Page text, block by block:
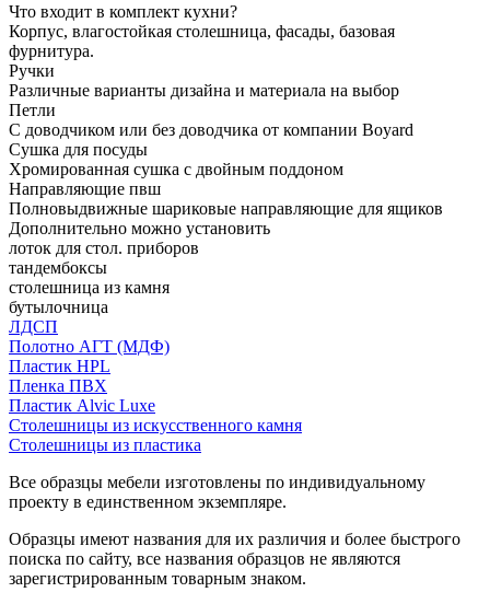
Что входит в комплект кухни?
Корпус, влагостойкая столешница, фасады, базовая
фурнитура.
Ручки
Различные варианты дизайна и материала на выбор
Петли
С доводчиком или без доводчика от компании Boyard
Сушка для посуды
Хромированная сушка с двойным поддоном
Направляющие пвш
Полновыдвижные шариковые направляющие для ящиков
Дополнительно можно установить
лоток для стол. приборов
тандембоксы
столешница из камня
бутылочница
ЛДСП
Полотно АГТ (МДФ)
Пластик HPL
Пленка ПВХ
Пластик Alvic Luxe
Столешницы из искусственного камня
Столешницы из пластика
Все образцы мебели изготовлены по индивидуальному
проекту в единственном экземпляре.
Образцы имеют названия для их различия и более быстрого
поиска по сайту, все названия образцов не являются
зарегистрированным товарным знаком.